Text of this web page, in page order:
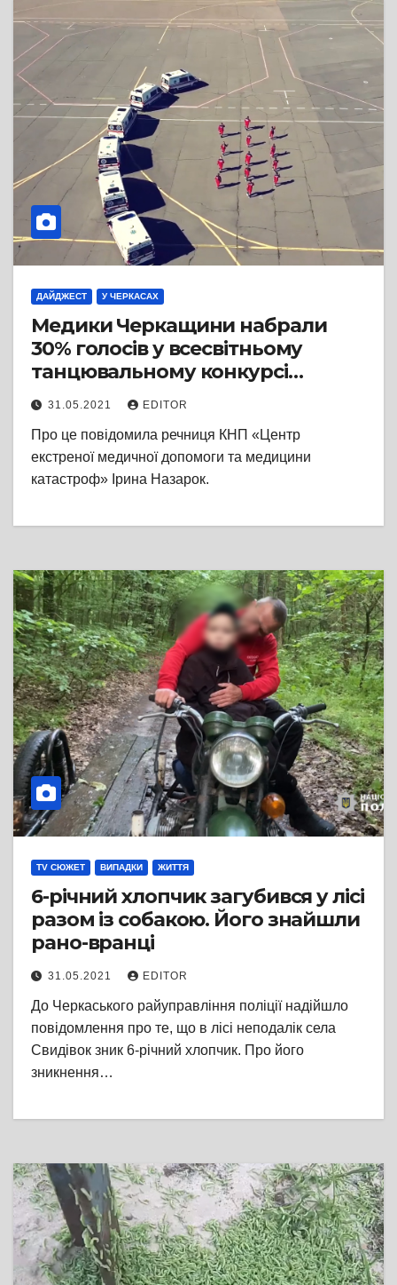
ДАЙДЖЕСТ У ЧЕРКАСАХ
Медики Черкащини набрали
30% голосів у всесвітньому
танцювальному конкурсі
#Jerusalemadancechallenge і
вийшли у фінал
31.05.2021 EDITOR
Про це повідомила речниця КНП «Центр
екстреної медичної допомоги та медицини
катастроф» Ірина Назарок.
TV СЮЖЕТ ВИПАДКИ ЖИТТЯ
6-річний хлопчик загубився у лісі
разом із собакою. Його знайшли
рано-вранці
31.05.2021 EDITOR
До Черкаського райуправління поліції надійшло
повідомлення про те, що в лісі неподалік села
Свидівок зник 6-річний хлопчик. Про його
зникнення…